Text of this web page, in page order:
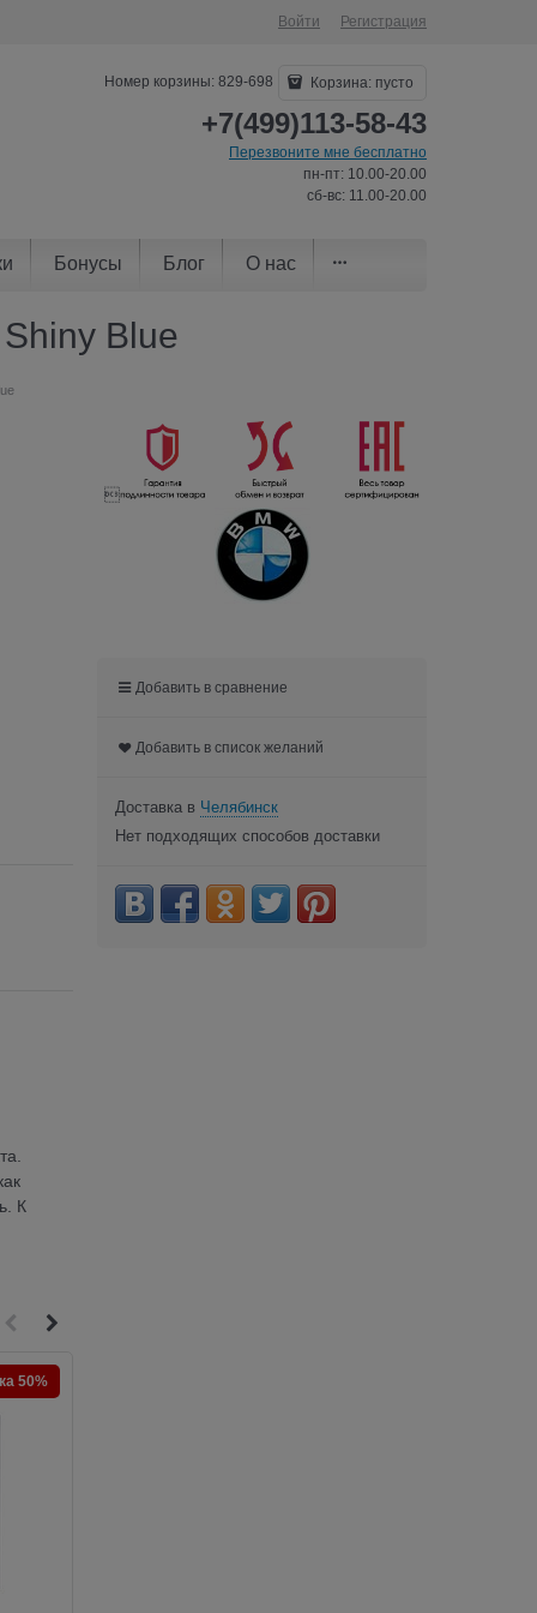
Войти Регистрация
Номер корзины: 829-698 Корзина: пусто
+7(499)113-58-43
Перезвоните мне бесплатно
пн-пт: 10.00-20.00
сб-вс: 11.00-20.00
Бонусы Блог О нас
Blue
К
50%

Добавить в сравнение
Добавить в список желаний
Доставка в Челябинск
Нет подходящих способов доставки